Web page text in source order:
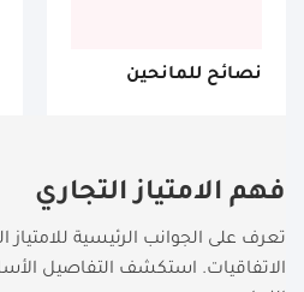
نصائح للمانحين
فهم الامتياز التجاري
تعرف على الجوانب الرئيسية للامتياز
الاتفاقيات. استكشف التفاصيل